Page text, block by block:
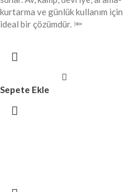
kurtarma ve günlük kullanım için
ideal bir çözümdür. 🔦
Sepete Ekle